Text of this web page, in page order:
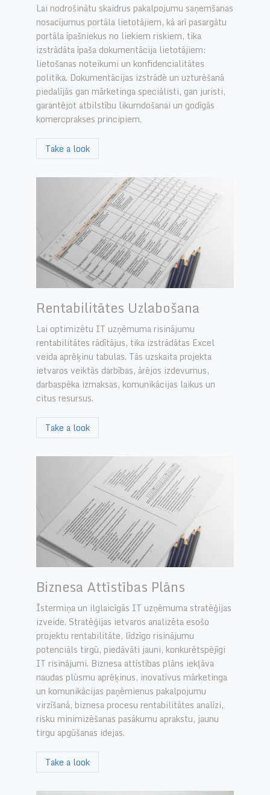
Lai nodrošinātu skaidrus pakalpojumu saņemšanas
nosacījumus portāla lietotājiem, kā arī pasargātu
portāla īpašniekus no liekiem riskiem, tika
izstrādāta īpaša dokumentācija lietotājiem:
lietošanas noteikumi un konfidencialitātes
politika. Dokumentācijas izstrādē un uzturēšanā
piedalījās gan mārketinga speciālisti, gan juristi,
garantējot atbilstību likumdošanai un godīgās
komercprakses principiem.
Take a look
Rentabilitātes Uzlabošana
Lai optimizētu IT uzņēmuma risinājumu
rentabilitātes rādītājus, tika izstrādātas Excel
veida aprēķinu tabulas. Tās uzskaita projekta
ietvaros veiktās darbības, ārējos izdevumus,
darbaspēka izmaksas, komunikācijas laikus un
citus resursus.
Take a look
Biznesa Attīstības Plāns
Īstermiņa un ilglaicīgās IT uzņēmuma stratēģijas
izveide. Stratēģijas ietvaros analizēta esošo
projektu rentabilitāte, līdzīgo risinājumu
potenciāls tirgū, piedāvāti jauni, konkurētspējīgi
IT risinājumi. Biznesa attīstības plāns iekļāva
naudas plūsmu aprēķinus, inovatīvus mārketinga
un komunikācijas paņēmienus pakalpojumu
virzīšanā, biznesa procesu rentabilitātes analīzi,
risku minimizēšanas pasākumu aprakstu, jaunu
tirgu apgūšanas idejas.
Take a look